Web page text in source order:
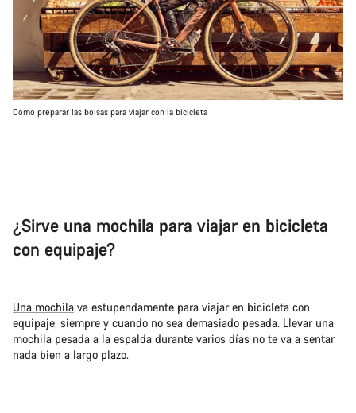
Cómo preparar las bolsas para viajar con la bicicleta
¿Sirve una mochila para viajar en bicicleta
con equipaje?
Una mochila va estupendamente para viajar en bicicleta con
equipaje, siempre y cuando no sea demasiado pesada. Llevar una
mochila pesada a la espalda durante varios días no te va a sentar
nada bien a largo plazo.